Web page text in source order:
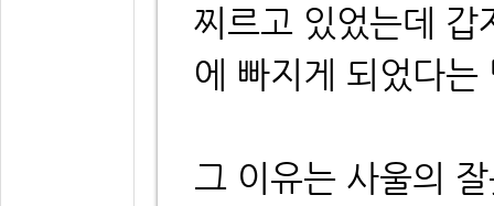
찌르고 있었는데 갑
에 빠지게 되었다는
그 이유는 사울의